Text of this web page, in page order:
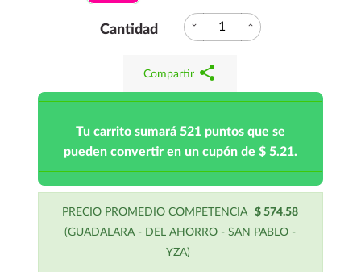
Cantidad expand_more expand_less
Compartir share
Tu carrito sumará 521 puntos que se
pueden convertir en un cupón de $ 5.21.
PRECIO PROMEDIO COMPETENCIA
$ 574.58
(GUADALARA - DEL AHORRO - SAN PABLO -
YZA)